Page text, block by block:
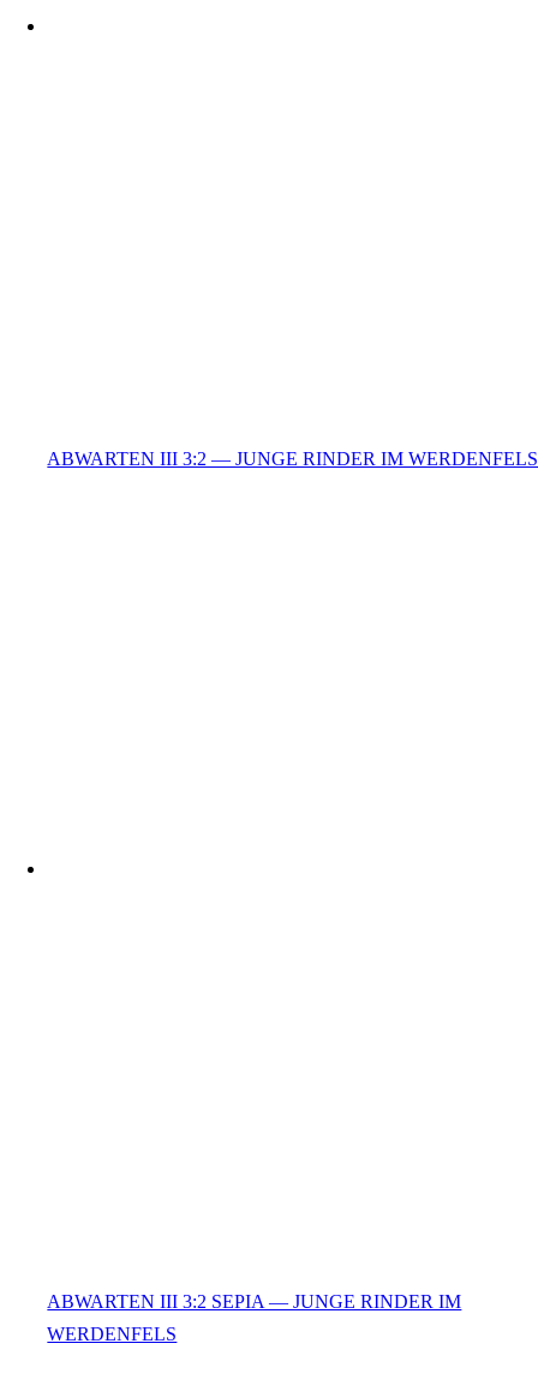
ABWARTEN III 3:2 — JUNGE RINDER IM WERDENFELS
ABWARTEN III 3:2 SEPIA — JUNGE RINDER IM
WERDENFELS